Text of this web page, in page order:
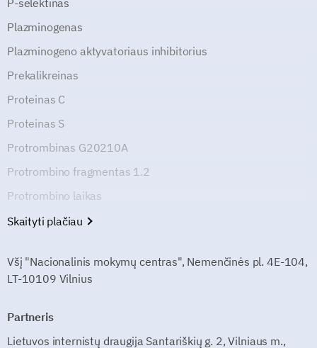
P-selektinas
Plazminogenas
Plazminogeno aktyvatoriaus inhibitorius
Prekalikreinas
Proteinas C
Proteinas S
Protrombinas G20210A
Protrombino fragmentas 1.2
Protrombino laikas
Skaityti plačiau
Všį "Nacionalinis mokymų centras", Nemenčinės pl. 4E-104,
LT-10109 Vilnius
Partneris
Lietuvos internistų draugija Santariškių g. 2, Vilniaus m.,